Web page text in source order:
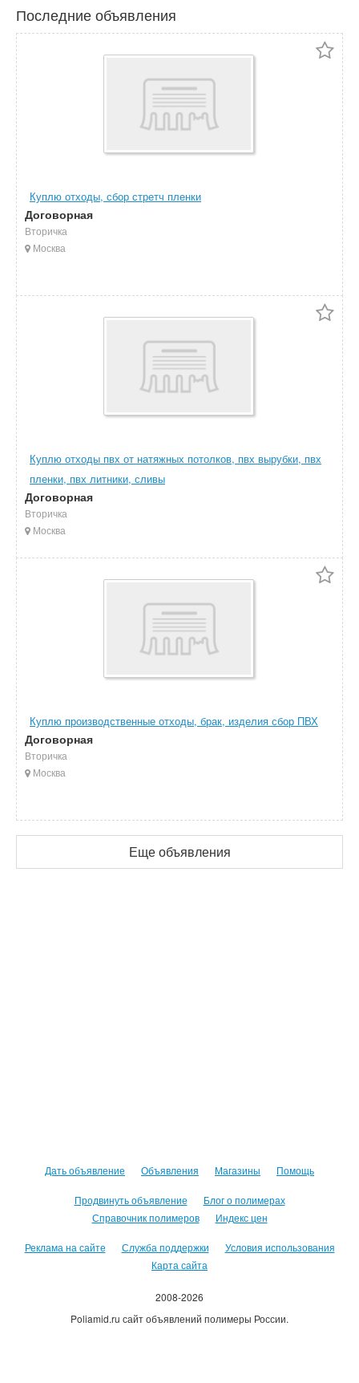
Последние объявления
Куплю отходы, сбор стретч пленки
Договорная
Вторичка
Москва
Куплю отходы пвх от натяжных потолков, пвх вырубки, пвх
пленки, пвх литники, сливы
Договорная
Вторичка
Москва
Куплю производственные отходы, брак, изделия сбор ПВХ
Договорная
Вторичка
Москва
Еще объявления
Дать объявление Объявления Магазины Помощь
Продвинуть объявление
Блог о полимерах
Справочник полимеров
Индекс цен
Реклама на сайте Служба поддержки
Условия использования
Карта сайта
2008-2026
Poliamid.ru сайт объявлений полимеры России.